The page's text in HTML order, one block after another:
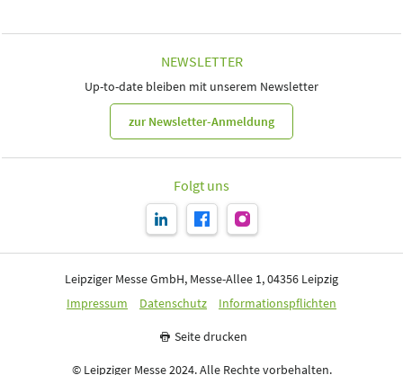
NEWSLETTER
Up-to-date bleiben mit unserem Newsletter
zur Newsletter-Anmeldung
Folgt uns
Leipziger Messe GmbH, Messe-Allee 1, 04356 Leipzig
Impressum
Datenschutz Informationspflichten
Seite drucken
© Leipziger Messe 2024. Alle Rechte vorbehalten.